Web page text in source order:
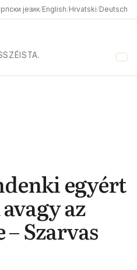
језик/English/Hrvatski/Deutsch
egyért
az
Szarvas